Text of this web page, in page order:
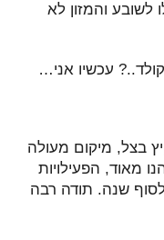
לשובע והמזון לא
עכשיו אני…
בצל, מיקום מעולה
מאוד, הפעילויות
לסוף שנה. תודה רבה